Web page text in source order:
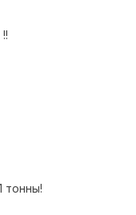
тонны!